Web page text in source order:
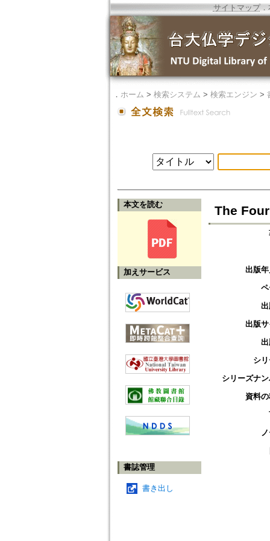
サイトマップ．
． ホーム > 検索システム > 検索エンジン >
本文を読む
加えサービス
書誌管理
書き出し
The
出版
出版
シ
シリーズナ
資料